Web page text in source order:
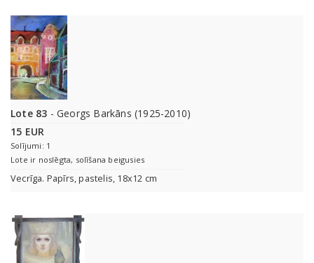
Lote 83 - Georgs Barkāns (1925-2010)
15 EUR
Solījumi: 1
Lote ir noslēgta, solīšana beigusies
Vecrīga. Papīrs, pastelis, 18x12 cm